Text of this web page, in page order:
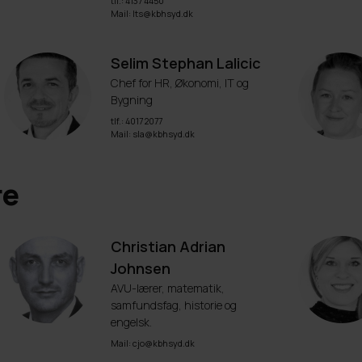
Mail: lts@kbhsyd.dk
Selim Stephan Lalicic
Chef for HR, Økonomi, IT og
Bygning
tlf.: 4017 2077
Mail: sla@kbhsyd.dk
Christian Adrian
Johnsen
AVU-lærer, matematik,
samfundsfag, historie og
engelsk.
Mail: cjo@kbhsyd.dk